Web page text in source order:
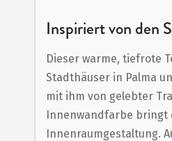
der
Bildergalerie
springen
Inspiriert von den
Dieser warme, tiefrote
Stadthäuser in Palma
mit ihm von gelebter
Innenwandfarbe bringt
Innenraumgestaltung.